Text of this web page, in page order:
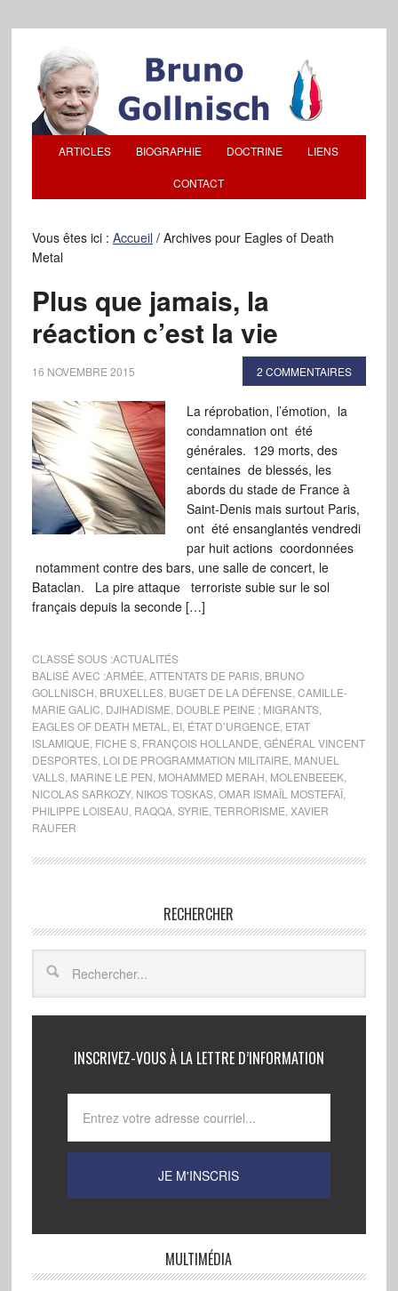
ARTICLES BIOGRAPHIE DOCTRINE LIENS
CONTACT
Vous êtes ici : Accueil /Archives pour Eagles of Death
Metal
Plus que jamais, la
réaction c’est la vie
16 NOVEMBRE 2015 2 COMMENTAIRES
La réprobation, l’émotion, la
condamnation ont été
générales. 129 morts, des
centaines de blessés, les
abords du stade de France à
Saint-Denis mais surtout Paris,
ont été ensanglantés vendredi
par huit actions coordonnées
notamment contre des bars, une salle de concert, le
Bataclan. La pire attaque terroriste subie sur le sol
français depuis la seconde […]
CLASSÉ SOUS :ACTUALITÉS
BALISÉ AVEC :ARMÉE ATTENTATS DE PARIS, BRUNO
GOLLNISCH BRUXELLES, BUGET DE LA DÉFENSE CAMILLE-
MARIE GALIC DJIHADISME DOUBLE PEINE ; MIGRANTS,
EAGLES OF DEATH METAL
EI, ÉTAT D’URGENCE ETAT
ISLAMIQUE FICHE S, FRANÇOIS HOLLANDE GÉNÉRAL VINCENT
DESPORTES, LOI DE PROGRAMMATION MILITAIRE MANUEL
VALLS, MARINE LE PEN MOHAMMED MERAH MOLENBEEEK,
NICOLAS SARKOZY, NIKOS TOSKAS, OMAR ISMAÏL MOSTEFAÏ,
PHILIPPE LOISEAU RAQQA, SYRIE TERRORISME XAVIER
RAUFER
RECHERCHER
INSCRIVEZ-VOUS À LA LETTRE D’INFORMATION
MULTIMÉDIA